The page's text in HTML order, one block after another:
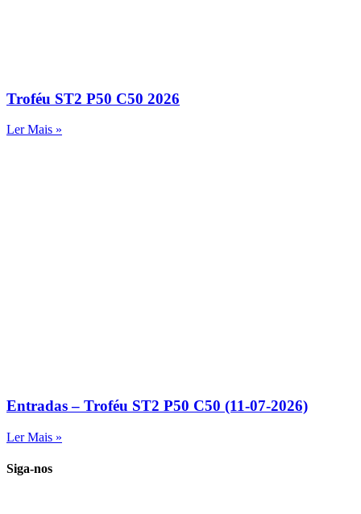
Troféu ST2 P50 C50 2026
Ler Mais »
Entradas – Troféu ST2 P50 C50 (11-07-2026)
Ler Mais »
Siga-nos